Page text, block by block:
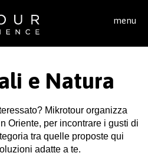
menu
e Natura
Mikrotour organizza
Oriente, per incontrare i gusti di
tra quelle proposte qui
adatte a te.